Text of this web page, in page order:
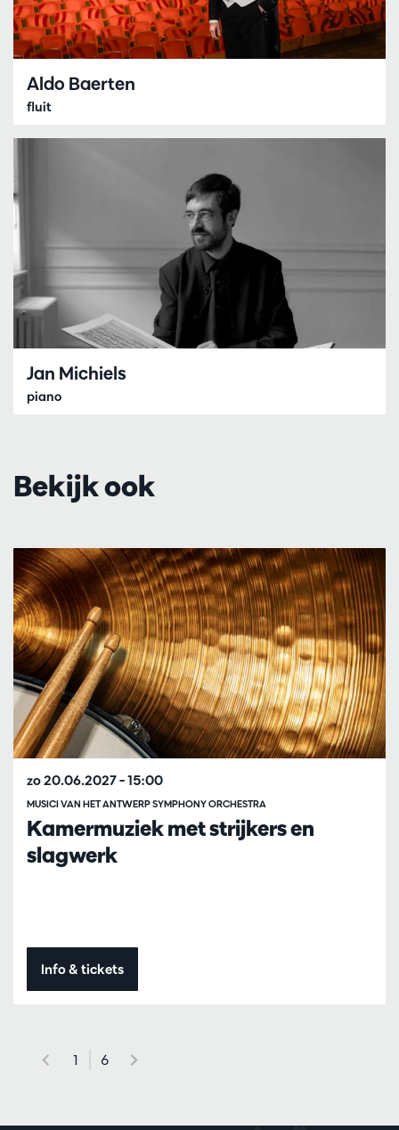
Aldo Baerten
fluit
Jan Michiels
piano
Bekijk ook
Kamermuziek met strijkers en
slagwerk
MUSICI VAN HET ANTWERP SYMPHONY ORCHESTRA
zo 20.06.2027– 15:00
Info & tickets
1 6